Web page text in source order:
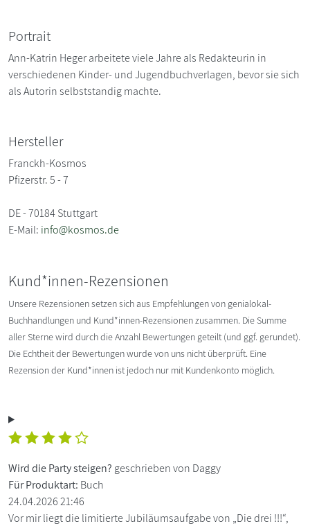
Portrait
Ann-Katrin Heger arbeitete viele Jahre als Redakteurin in
verschiedenen Kinder- und Jugendbuchverlagen, bevor sie sich
als Autorin selbststandig machte.
Hersteller
Franckh-Kosmos
Pfizerstr. 5 - 7
DE - 70184 Stuttgart
E-Mail: info@kosmos.de
Kund*innen-Rezensionen
Unsere Rezensionen setzen sich aus Empfehlungen von genialokal-
Buchhandlungen und Kund*innen-Rezensionen zusammen. Die Summe
aller Sterne wird durch die Anzahl Bewertungen geteilt (und ggf. gerundet).
Die Echtheit der Bewertungen wurde von uns nicht überprüft. Eine
Rezension der Kund*innen ist jedoch nur mit Kundenkonto möglich.
Wird die Party steigen? geschrieben von Daggy
Für Produktart: Buch
24.04.2026 21:46
Vor mir liegt die limitierte Jubiläumsaufgabe von „Die drei !!!“,